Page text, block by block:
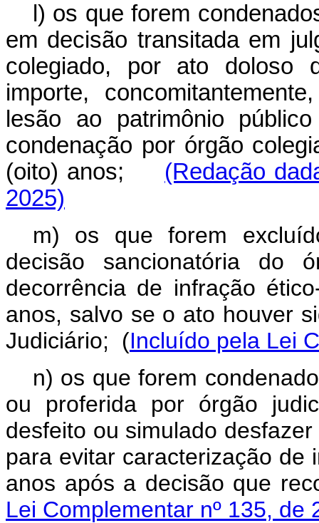
l) os que forem
em decisão transitada em
colegiado, por ato doloso
importe,
lesão ao patrimônio
condenação por órgão
(oito) anos; (Redação
2025)
m) os que forem
decisão sancionatória do
decorrência de infração
anos, salvo se o ato houver
Judiciário;
(Incluído pela Lei
n) os que forem
ou proferida por órgão
desfeito ou simulado
para evitar caracterização de
anos após a decisão que
Lei Complementar nº 135, de